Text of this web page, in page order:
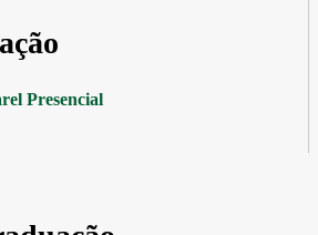
Presencial